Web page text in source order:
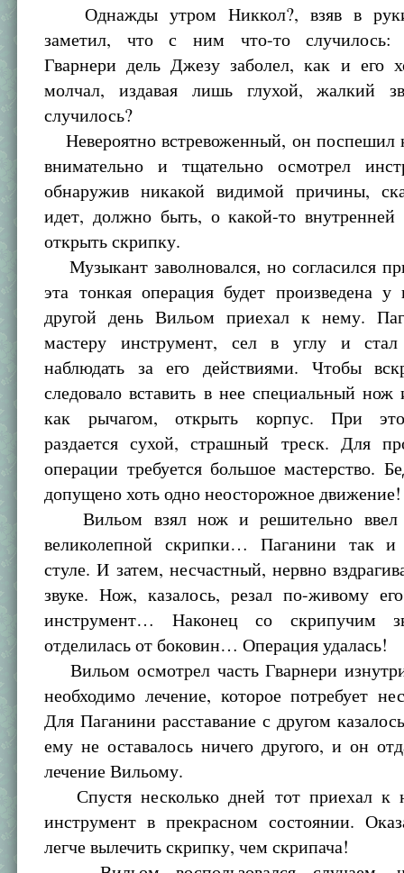
Однажды утром Никкол?, взяв в
заметил, что с ним что-то случилось:
Гварнери дель Джезу заболел, как и его
молчал, издавая лишь глухой, жалкий
случилось?
Невероятно встревоженный, он поспешил
внимательно и тщательно осмотрел
обнаружив никакой видимой причины,
идет, должно быть, о какой-то внутренней
открыть скрипку.
Музыкант заволновался, но согласился
эта тонкая операция будет произведена
другой день Вильом приехал к нему.
мастеру инструмент, сел в углу и
наблюдать за его действиями. Чтобы
следовало вставить в нее специальный нож
как рычагом, открыть корпус. При
раздается сухой, страшный треск. Для
операции требуется большое мастерство.
допущено хоть одно неосторожное движение!
Вильом взял нож и решительно ввел
великолепной скрипки… Паганини так и
стуле. И затем, несчастный, нервно
звуке. Нож, казалось, резал по-живому
инструмент… Наконец со скрипучим
отделилась от боковин… Операция удалась!
Вильом осмотрел часть Гварнери
необходимо лечение, которое потребует
Для Паганини расставание с другом
ему не оставалось ничего другого, и он
лечение Вильому.
Спустя несколько дней тот приехал к
инструмент в прекрасном состоянии.
легче вылечить скрипку, чем скрипача!